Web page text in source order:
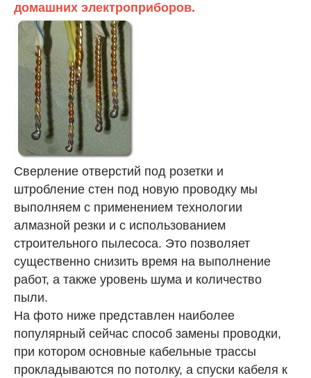
домашних электроприборов.
Сверление отверстий под розетки и
штробление стен под новую проводку мы
выполняем с применением технологии
алмазной резки и с использованием
строительного пылесоса. Это позволяет
существенно снизить время на выполнение
работ, а также уровень шума и количество
пыли.
На фото ниже представлен наиболее
популярный сейчас способ замены проводки,
при котором основные кабельные трассы
прокладываются по потолку, а спуски кабеля к